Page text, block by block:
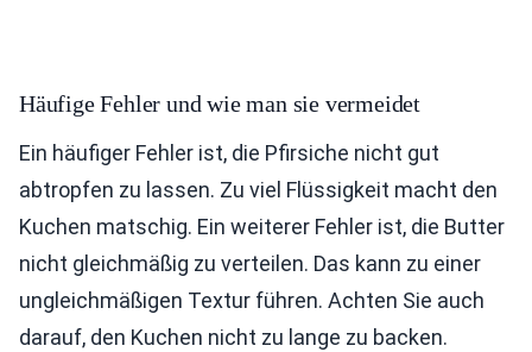
Häufige Fehler und wie man sie vermeidet
Ein häufiger Fehler ist, die Pfirsiche nicht gut
abtropfen zu lassen. Zu viel Flüssigkeit macht den
Kuchen matschig. Ein weiterer Fehler ist, die Butter
nicht gleichmäßig zu verteilen. Das kann zu einer
ungleichmäßigen Textur führen. Achten Sie auch
darauf, den Kuchen nicht zu lange zu backen.